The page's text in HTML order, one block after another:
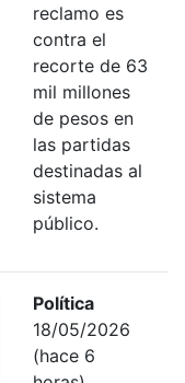
reclamo es
contra el
recorte de 63
mil millones
de pesos en
las partidas
destinadas al
sistema
público.
Política
18/05/2026
(hace 6